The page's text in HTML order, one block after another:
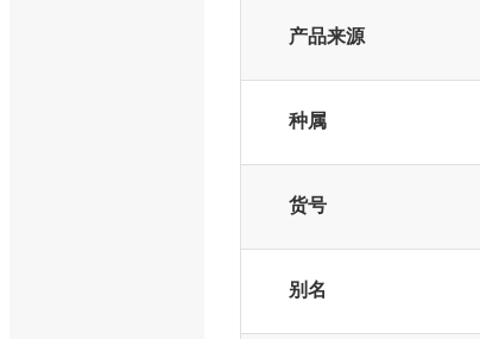
产品来源
种属
货号
别名